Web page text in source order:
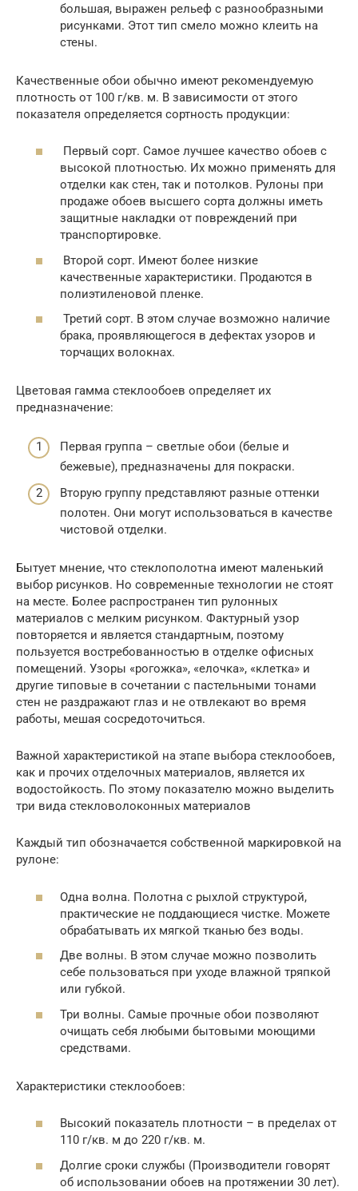
большая, выражен рельеф с разнообразными
рисунками. Этот тип смело можно клеить на
стены.
Качественные обои обычно имеют рекомендуемую
плотность от 100 г/кв. м. В зависимости от этого
показателя определяется сортность продукции:
Первый сорт. Самое лучшее качество обоев с
высокой плотностью. Их можно применять для
отделки как стен, так и потолков. Рулоны при
продаже обоев высшего сорта должны иметь
защитные накладки от повреждений при
транспортировке.
Второй сорт. Имеют более низкие
качественные характеристики. Продаются в
полиэтиленовой пленке.
Третий сорт. В этом случае возможно наличие
брака, проявляющегося в дефектах узоров и
торчащих волокнах.
Цветовая гамма стеклообоев определяет их
предназначение:
Первая группа – светлые обои (белые и
бежевые), предназначены для покраски.
Вторую группу представляют разные оттенки
полотен. Они могут использоваться в качестве
чистовой отделки.
Бытует мнение, что стеклополотна имеют маленький
выбор рисунков. Но современные технологии не стоят
на месте. Более распространен тип рулонных
материалов с мелким рисунком. Фактурный узор
повторяется и является стандартным, поэтому
пользуется востребованностью в отделке офисных
помещений. Узоры «рогожка», «елочка», «клетка» и
другие типовые в сочетании с пастельными тонами
стен не раздражают глаз и не отвлекают во время
работы, мешая сосредоточиться.
Важной характеристикой на этапе выбора стеклообоев,
как и прочих отделочных материалов, является их
водостойкость. По этому показателю можно выделить
три вида стекловолоконных материалов
Каждый тип обозначается собственной маркировкой на
рулоне:
Одна волна. Полотна с рыхлой структурой,
практические не поддающиеся чистке. Можете
обрабатывать их мягкой тканью без воды.
Две волны. В этом случае можно позволить
себе пользоваться при уходе влажной тряпкой
или губкой.
Три волны. Самые прочные обои позволяют
очищать себя любыми бытовыми моющими
средствами.
Характеристики стеклообоев:
Высокий показатель плотности – в пределах от
110 г/кв. м до 220 г/кв. м.
Долгие сроки службы (Производители говорят
об использовании обоев на протяжении 30 лет).